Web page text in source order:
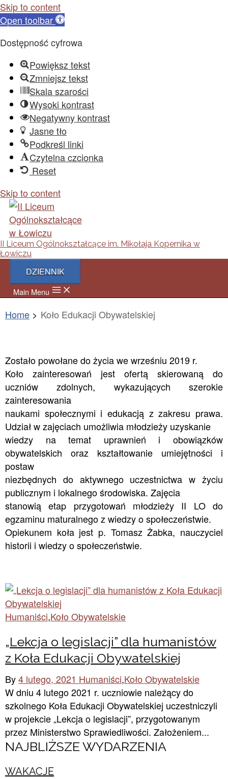
Skip to content
Open toolbar
Dostępność cyfrowa
Powiększ tekst
Zmniejsz tekst
Skala szarości
Wysoki kontrast
Negatywny kontrast
Jasne tło
Podkreśl linki
Czytelna czcionka
Reset
Skip to content
II Liceum Ogólnokształcące im. Mikołaja Kopernika w
Łowiczu
DZIENNIK
Main Menu
Home Koło Edukacji Obywatelskiej
Zostało powołane do życia we wrześniu 2019 r.
Koło zainteresowań jest ofertą skierowaną do
uczniów zdolnych, wykazujących szerokie
zainteresowania
naukami społecznymi i edukacją z zakresu prawa.
Udział w zajęciach umożliwia młodzieży uzyskanie
wiedzy na temat uprawnień i obowiązków
obywatelskich oraz kształtowanie umiejętności i
postaw
niezbędnych do aktywnego uczestnictwa w życiu
publicznym i lokalnego środowiska. Zajęcia
stanowią etap przygotowań młodzieży II LO do
egzaminu maturalnego z wiedzy o społeczeństwie.
Opiekunem koła jest p. Tomasz Żabka, nauczyciel
historii i wiedzy o społeczeństwie.
Humaniści,Koło Obywatelskie
„Lekcja o legislacji” dla humanistów
z Koła Edukacji Obywatelskiej
By4 lutego, 2021 Humaniści,Koło Obywatelskie
W dniu 4 lutego 2021 r. uczniowie należący do
szkolnego Koła Edukacji Obywatelskiej uczestniczyli
w projekcie „Lekcja o legislacji”, przygotowanym
przez Ministerstwo Sprawiedliwości. Założeniem...
NAJBLIŻSZE WYDARZENIA
WAKACJE